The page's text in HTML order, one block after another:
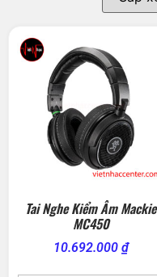
Tai Nghe Kiểm Âm Mackie
MC450
10.692.000 ₫